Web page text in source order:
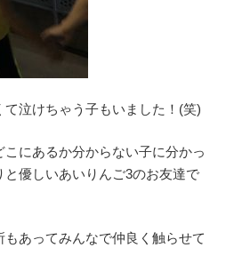
泣けちゃう子もいました！(笑)
にあるか分からない子に分かっ
優しいあいりんご3のお友達で
あってみんなで仲良く触らせて